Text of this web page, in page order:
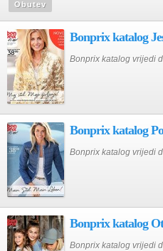
Obutev
Bonprix katalog
Bonprix katalog vrijedi
Bonprix katalog
Bonprix katalog vrijedi
Bonprix katalog
Bonprix katalog vrijedi